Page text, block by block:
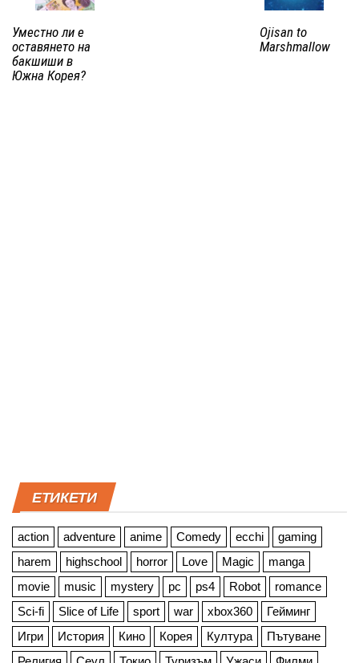
Уместно ли е
оставянето на
бакшиши в
Южна Корея?
Ojisan to
Marshmallow
ЕТИКЕТИ
action adventure anime Comedy ecchi
gaming
harem
highschool horror Love Magic
manga
movie
music mystery pc ps4 Robot
romance
Sci-fi
Slice of Life sport war xbox360
Гейминг
Игри
История Кино Корея Култура
Пътуване